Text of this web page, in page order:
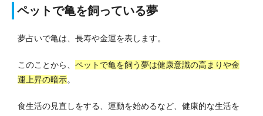
ペットで亀を飼っている夢
夢占いで亀は、長寿や金運を表します。
このことから、 ペットで亀を飼う夢は健康意識の高まりや金
運上昇の暗示。
食生活の見直しをする、運動を始めるなど、健康的な生活を